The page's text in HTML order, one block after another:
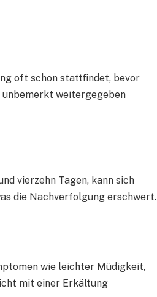
oft schon stattfindet, bevor
weitergegeben
vierzehn Tagen, kann sich
die Nachverfolgung erschwert.
wie leichter Müdigkeit,
mit einer Erkältung